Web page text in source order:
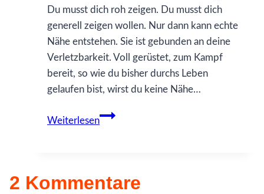
Du musst dich roh zeigen. Du musst dich
generell zeigen wollen. Nur dann kann echte
Nähe entstehen. Sie ist gebunden an deine
Verletzbarkeit. Voll gerüstet, zum Kampf
bereit, so wie du bisher durchs Leben
gelaufen bist, wirst du keine Nähe…
Weiterlesen
39
früher
2 Kommentare